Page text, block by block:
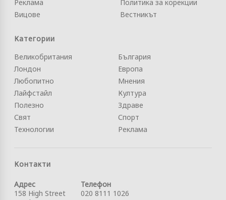
Реклама
Вицове
Политика за корекции
Вестникът
Категории
Великобритания
Лондон
Любопитно
Лайфстайл
Полезно
Свят
Технологии
България
Европа
Мнения
Култура
Здраве
Спорт
Реклама
Контакти
Адрес
158 High Street
Телефон
020 8111 1026